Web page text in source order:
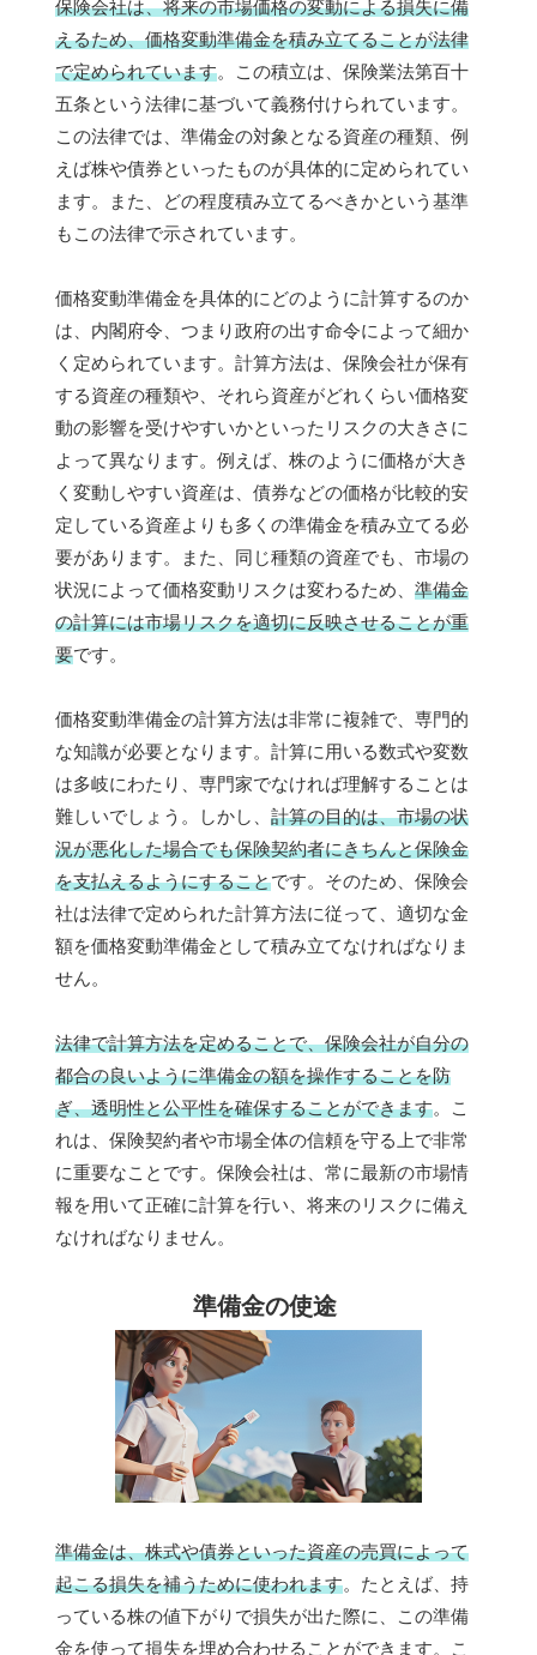
保険会社は、将来の市場価格の変動による損失に備
えるため、価格変動準備金を積み立てることが法律
で定められています。この積立は、保険業法第百十
五条という法律に基づいて義務付けられています。
この法律では、準備金の対象となる資産の種類、例
えば株や債券といったものが具体的に定められてい
ます。また、どの程度積み立てるべきかという基準
もこの法律で示されています。
価格変動準備金を具体的にどのように計算するのか
は、内閣府令、つまり政府の出す命令によって細か
く定められています。計算方法は、保険会社が保有
する資産の種類や、それら資産がどれくらい価格変
動の影響を受けやすいかといったリスクの大きさに
よって異なります。例えば、株のように価格が大き
く変動しやすい資産は、債券などの価格が比較的安
定している資産よりも多くの準備金を積み立てる必
要があります。また、同じ種類の資産でも、市場の
状況によって価格変動リスクは変わるため、 準備金
の計算には市場リスクを適切に反映させることが重
要です。
価格変動準備金の計算方法は非常に複雑で、専門的
な知識が必要となります。計算に用いる数式や変数
は多岐にわたり、専門家でなければ理解することは
難しいでしょう。しかし、 計算の目的は、市場の状
況が悪化した場合でも保険契約者にきちんと保険金
を支払えるようにすることです。そのため、保険会
社は法律で定められた計算方法に従って、適切な金
額を価格変動準備金として積み立てなければなりま
せん。
法律で計算方法を定めることで、保険会社が自分の
都合の良いように準備金の額を操作することを防
ぎ、透明性と公平性を確保することができます。こ
れは、保険契約者や市場全体の信頼を守る上で非常
に重要なことです。保険会社は、常に最新の市場情
報を用いて正確に計算を行い、将来のリスクに備え
なければなりません。
準備金の使途
準備金は、株式や債券といった資産の売買によって
起こる損失を補うために使われます。たとえば、持
っている株の値下がりで損失が出た際に、この準備
金を使って損失を埋め合わせることができます。こ